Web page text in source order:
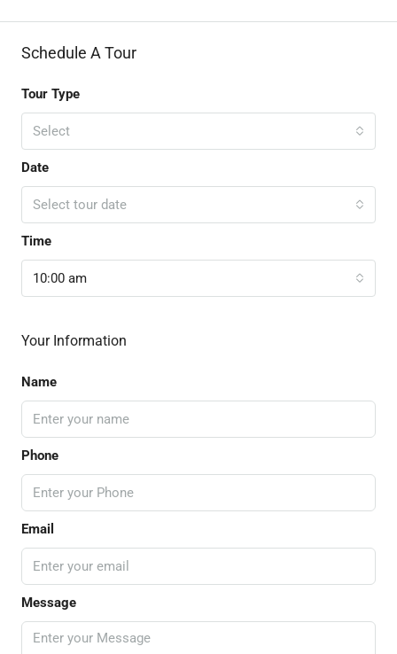
Schedule A Tour
Tour Type
Select
Date
Select tour date
Time
10:00 am
Your Information
Name
Phone
Email
Message